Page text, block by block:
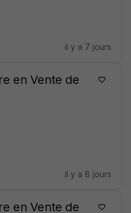
il y a 7 jours
en Vente de
il y a 8 jours
en Vente de